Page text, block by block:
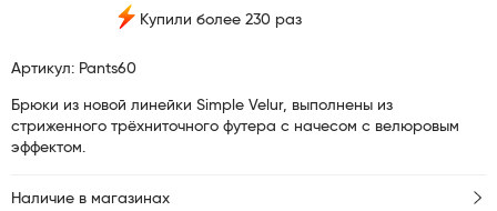
Купили более 230 раз
Артикул: Pants60
Брюки из новой линейки Simple Velur, выполнены из
стриженного трёхниточного футера с начесом с велюровым
эффектом.
Наличие в магазинах